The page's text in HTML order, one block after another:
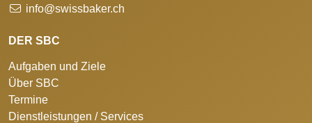
info@swissbaker.ch
DER SBC
Aufgaben und Ziele
Über SBC
Termine
Dienstleistungen / Services